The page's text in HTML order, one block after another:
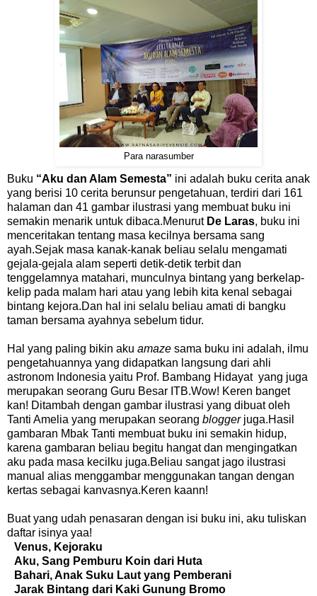
Para narasumber
Buku “Aku dan Alam Semesta” ini adalah buku cerita anak
yang berisi 10 cerita berunsur pengetahuan, terdiri dari 161
halaman dan 41 gambar ilustrasi yang membuat buku ini
semakin menarik untuk dibaca.Menurut De Laras, buku ini
menceritakan tentang masa kecilnya bersama sang
ayah.Sejak masa kanak-kanak beliau selalu mengamati
gejala-gejala alam seperti detik-detik terbit dan
tenggelamnya matahari, munculnya bintang yang berkelap-
kelip pada malam hari atau yang lebih kita kenal sebagai
bintang kejora.Dan hal ini selalu beliau amati di bangku
taman bersama ayahnya sebelum tidur.
Hal yang paling bikin aku amaze sama buku ini adalah, ilmu
pengetahuannya yang didapatkan langsung dari ahli
astronom Indonesia yaitu Prof. Bambang Hidayat yang juga
merupakan seorang Guru Besar ITB.Wow! Keren banget
kan! Ditambah dengan gambar ilustrasi yang dibuat oleh
Tanti Amelia yang merupakan seorang bloggerjuga.Hasil
gambaran Mbak Tanti membuat buku ini semakin hidup,
karena gambaran beliau begitu hangat dan mengingatkan
aku pada masa kecilku juga.Beliau sangat jago ilustrasi
manual alias menggambar menggunakan tangan dengan
kertas sebagai kanvasnya.Keren kaann!
Buat yang udah penasaran dengan isi buku ini, aku tuliskan
daftar isinya yaa!
Venus, Kejoraku
Aku, Sang Pemburu Koin dari Huta
Bahari, Anak Suku Laut yang Pemberani
Jarak Bintang dari Kaki Gunung Bromo